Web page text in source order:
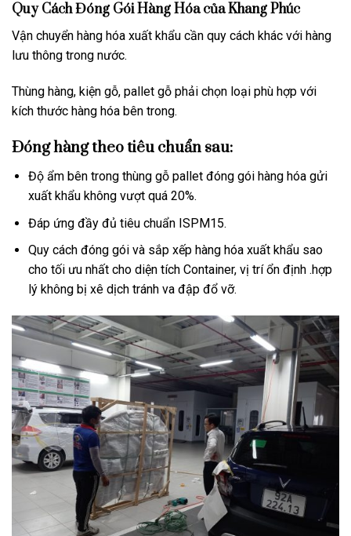
Quy Cách Đóng Gói Hàng Hóa của Khang Phúc
Vận chuyển hàng hóa xuất khẩu cần quy cách khác với hàng
lưu thông trong nước.
Thùng hàng, kiện gỗ, pallet gỗ phải chọn loại phù hợp với
kích thước hàng hóa bên trong.
Đóng hàng theo tiêu chuẩn sau:
Độ ẩm bên trong thùng gỗ pallet đóng gói hàng hóa gửi
xuất khẩu không vượt quá 20%.
Đáp ứng đầy đủ tiêu chuẩn ISPM15.
Quy cách đóng gói và sắp xếp hàng hóa xuất khẩu sao
cho tối ưu nhất cho diện tích Container, vị trí ổn định .hợp
lý không bị xê dịch tránh va đập đổ vỡ.